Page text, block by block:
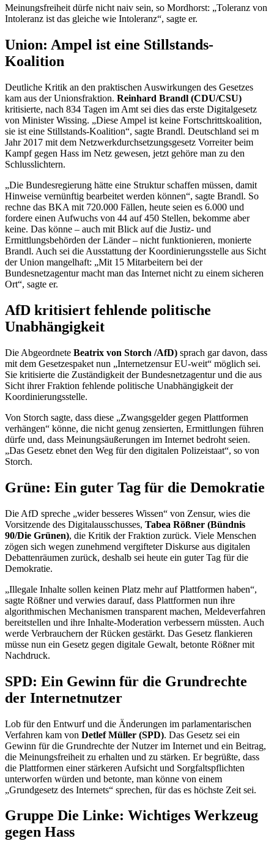
Meinungsfreiheit dürfe nicht naiv sein, so Mordhorst: „Toleranz von
Intoleranz ist das gleiche wie Intoleranz“, sagte er.
Union: Ampel ist eine Stillstands-
Koalition
Deutliche Kritik an den praktischen Auswirkungen des Gesetzes
kam aus der Unionsfraktion. Reinhard Brandl (CDU/CSU)
kritisierte, nach 834 Tagen im Amt sei dies das erste Digitalgesetz
von Minister Wissing. „Diese Ampel ist keine Fortschrittskoalition,
sie ist eine Stillstands-Koalition“, sagte Brandl. Deutschland sei m
Jahr 2017 mit dem Netzwerkdurchsetzungsgesetz Vorreiter beim
Kampf gegen Hass im Netz gewesen, jetzt gehöre man zu den
Schlusslichtern.
„Die Bundesregierung hätte eine Struktur schaffen müssen, damit
Hinweise vernünftig bearbeitet werden können“, sagte Brandl. So
rechne das BKA mit 720.000 Fällen, heute seien es 6.000 und
fordere einen Aufwuchs von 44 auf 450 Stellen, bekomme aber
keine. Das könne – auch mit Blick auf die Justiz- und
Ermittlungsbehörden der Länder – nicht funktionieren, monierte
Brandl. Auch sei die Ausstattung der Koordinierungsstelle aus Sicht
der Union mangelhaft: „Mit 15 Mitarbeitern bei der
Bundesnetzagentur macht man das Internet nicht zu einem sicheren
Ort“, sagte er.
AfD kritisiert fehlende politische
Unabhängigkeit
Die Abgeordnete Beatrix von Storch /AfD) sprach gar davon, dass
mit dem Gesetzespaket nun „Internetzensur EU-weit“ möglich sei.
Sie kritisierte die Zuständigkeit der Bundesnetzagentur und die aus
Sicht ihrer Fraktion fehlende politische Unabhängigkeit der
Koordinierungsstelle.
Von Storch sagte, dass diese „Zwangsgelder gegen Plattformen
verhängen“ könne, die nicht genug zensierten, Ermittlungen führen
dürfe und, dass Meinungsäußerungen im Internet bedroht seien.
„Das Gesetz ebnet den Weg für den digitalen Polizeistaat“, so von
Storch.
Grüne: Ein guter Tag für die Demokratie
Die AfD spreche „wider besseres Wissen“ von Zensur, wies die
Vorsitzende des Digitalausschusses, Tabea Rößner (Bündnis
90/Die Grünen), die Kritik der Fraktion zurück. Viele Menschen
zögen sich wegen zunehmend vergifteter Diskurse aus digitalen
Debattenräumen zurück, deshalb sei heute ein guter Tag für die
Demokratie.
„Illegale Inhalte sollen keinen Platz mehr auf Plattformen haben“,
sagte Rößner und verwies darauf, dass Plattformen nun ihre
algorithmischen Mechanismen transparent machen, Meldeverfahren
bereitstellen und ihre Inhalte-Moderation verbessern müssten. Auch
werde Verbrauchern der Rücken gestärkt. Das Gesetz flankieren
müsse nun ein Gesetz gegen digitale Gewalt, betonte Rößner mit
Nachdruck.
SPD: Ein Gewinn für die Grundrechte
der Internetnutzer
Lob für den Entwurf und die Änderungen im parlamentarischen
Verfahren kam von Detlef Müller (SPD). Das Gesetz sei ein
Gewinn für die Grundrechte der Nutzer im Internet und ein Beitrag,
die Meinungsfreiheit zu erhalten und zu stärken. Er begrüßte, dass
die Plattformen einer stärkeren Aufsicht und Sorgfaltspflichten
unterworfen würden und betonte, man könne von einem
„Grundgesetz des Internets“ sprechen, für das es höchste Zeit sei.
Gruppe Die Linke: Wichtiges Werkzeug
gegen Hass